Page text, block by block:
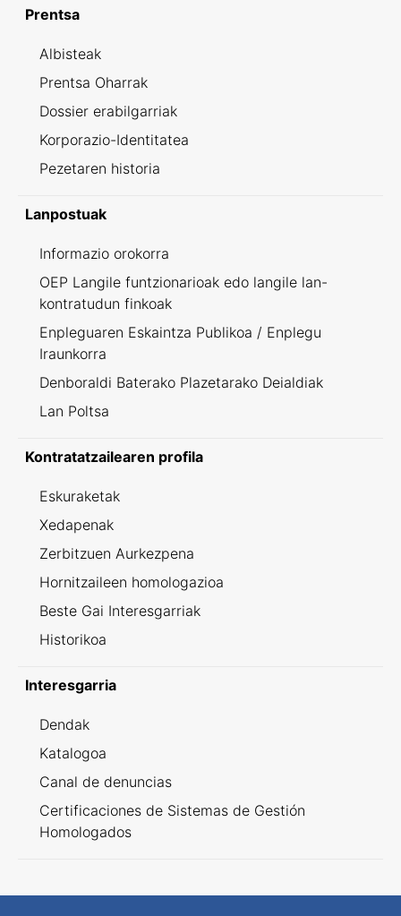
Prentsa
Albisteak
Prentsa Oharrak
Dossier erabilgarriak
Korporazio-Identitatea
Pezetaren historia
Lanpostuak
Informazio orokorra
OEP Langile funtzionarioak edo langile lan-
kontratudun finkoak
Enpleguaren Eskaintza Publikoa / Enplegu
Iraunkorra
Denboraldi Baterako Plazetarako Deialdiak
Lan Poltsa
Kontratatzailearen profila
Eskuraketak
Xedapenak
Zerbitzuen Aurkezpena
Hornitzaileen homologazioa
Beste Gai Interesgarriak
Historikoa
Interesgarria
Dendak
Katalogoa
Canal de denuncias
Certificaciones de Sistemas de Gestión
Homologados